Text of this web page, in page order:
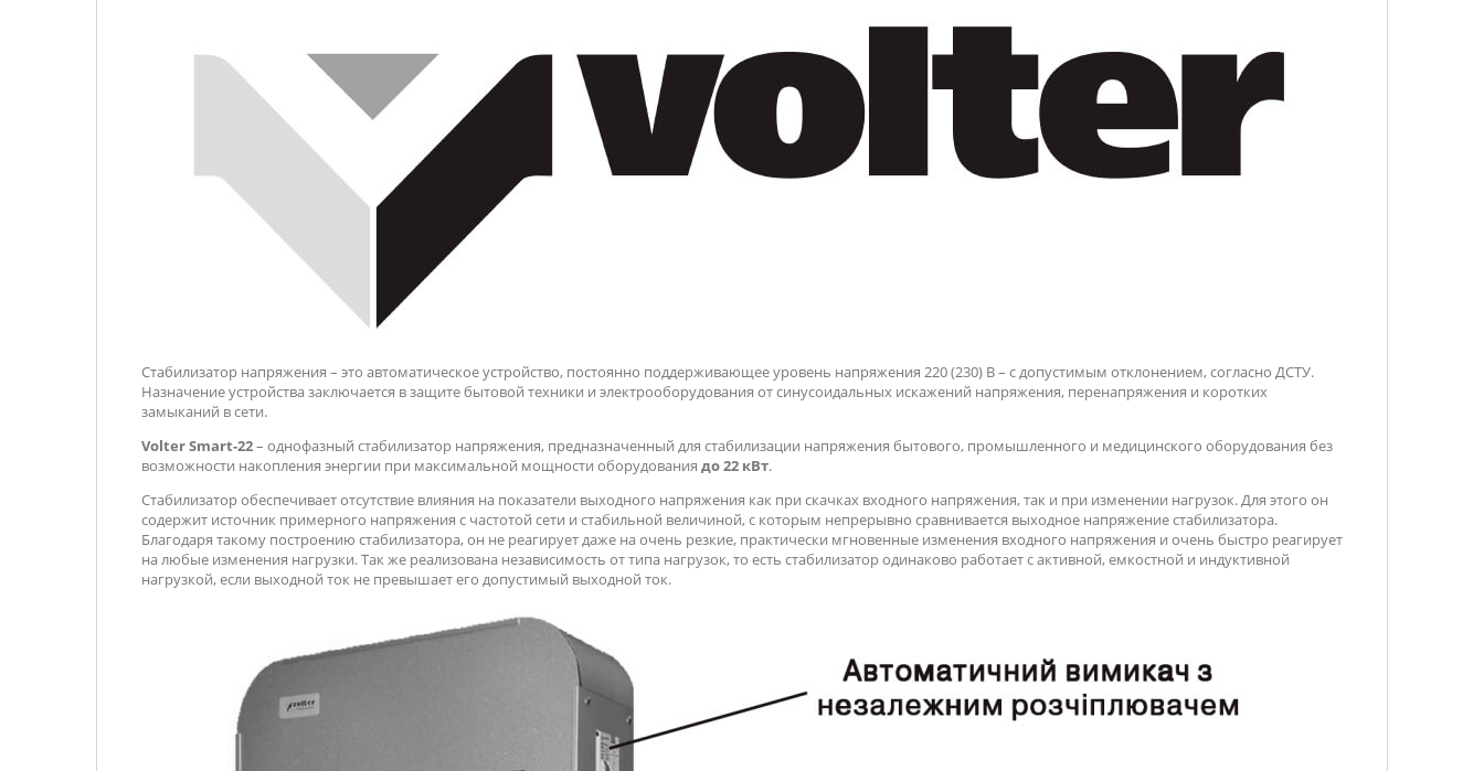
Стабилизатор напряжения – это автоматическое устройство, постоянно поддерживающее уровень напряжения 220 (230) В – с допустимым отклонением, согласно ДСТУ.
Назначение устройства заключается в защите бытовой техники и электрооборудования от синусоидальных искажений напряжения, перенапряжения и коротких
замыканий в сети.
Volter Smart-22– однофазный стабилизатор напряжения, предназначенный для стабилизации напряжения бытового, промышленного и медицинского оборудования без
возможности накопления энергии при максимальной мощности оборудования до 22 кВт.
Стабилизатор обеспечивает отсутствие влияния на показатели выходного напряжения как при скачках входного напряжения, так и при изменении нагрузок. Для этого он
содержит источник примерного напряжения с частотой сети и стабильной величиной, с которым непрерывно сравнивается выходное напряжение стабилизатора.
Благодаря такому построению стабилизатора, он не реагирует даже на очень резкие, практически мгновенные изменения входного напряжения и очень быстро реагирует
на любые изменения нагрузки. Так же реализована независимость от типа нагрузок, то есть стабилизатор одинаково работает с активной, емкостной и индуктивной
нагрузкой, если выходной ток не превышает его допустимый выходной ток.